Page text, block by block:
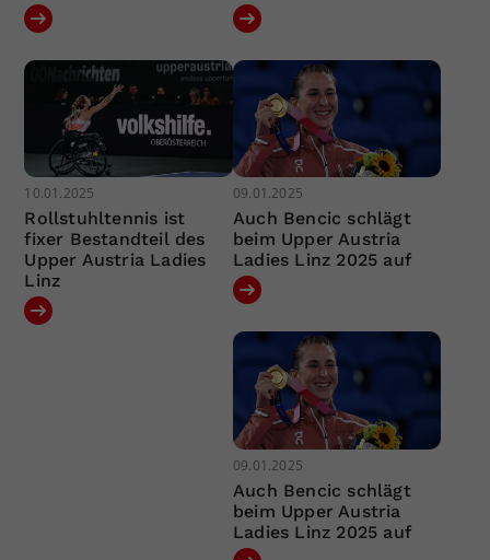
10.01.2025
Rollstuhltennis ist
fixer Bestandteil des
Upper Austria Ladies
Linz
09.01.2025
Auch Bencic schlägt
beim Upper Austria
Ladies Linz 2025 auf
09.01.2025
Auch Bencic schlägt
beim Upper Austria
Ladies Linz 2025 auf